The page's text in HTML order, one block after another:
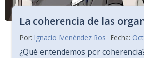
La coherencia de las
Por: Ignacio Menéndez Ros Fecha:
¿Qué entendemos por